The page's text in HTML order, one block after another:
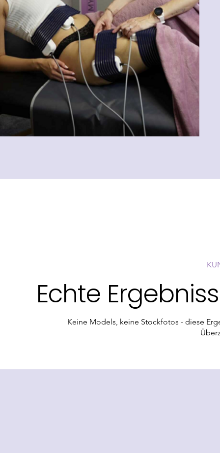
Keine Models, keine Stockfotos - diese
Echte